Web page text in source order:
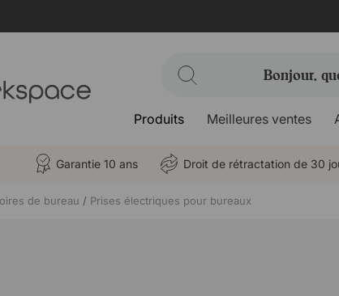
Produits Meilleures ventes
Garantie 10 ans Droit de rétractation de 30
de bureau Prises électriques pour bureaux